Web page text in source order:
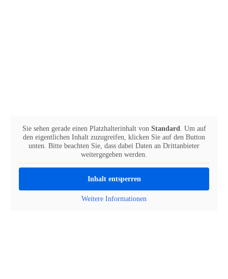
Sie sehen gerade einen Platzhalterinhalt von Standard . Um auf
den eigentlichen Inhalt zuzugreifen, klicken Sie auf den Button
unten. Bitte beachten Sie, dass dabei Daten an Drittanbieter
weitergegeben werden.
Inhalt entsperren
Weitere Informationen